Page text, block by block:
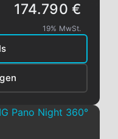
174.790 €
19% MwSt.